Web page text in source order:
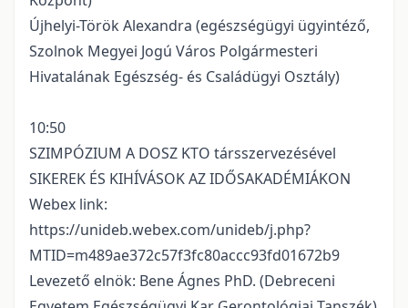
Újhelyi-Török Alexandra (egészségügyi ügyintéző,
Szolnok Megyei Jogú Város Polgármesteri
Hivatalának Egészség- és Családügyi Osztály)
10:50
SZIMPÓZIUM A DOSZ KTO társszervezésével
SIKEREK ÉS KIHÍVÁSOK AZ IDŐSAKADÉMIÁKON
Webex link:
https://unideb.webex.com/unideb/j.php?
MTID=m489ae372c57f3fc80accc93fd01672b9
Levezető elnök: Bene Ágnes PhD. (Debreceni